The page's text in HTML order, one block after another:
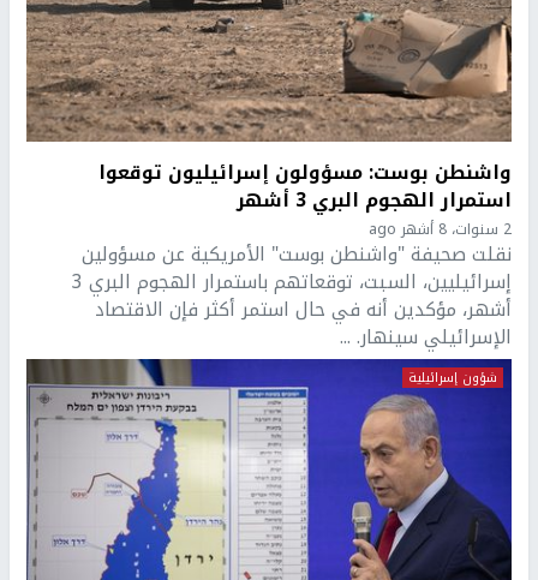
واشنطن بوست: مسؤولون إسرائيليون توقعوا
استمرار الهجوم البري 3 أشهر
2 سنوات، 8 أشهر ago
نقلت صحيفة "واشنطن بوست" الأمريكية عن مسؤولين
إسرائيليين، السبت، توقعاتهم باستمرار الهجوم البري 3
أشهر، مؤكدين أنه في حال استمر أكثر فإن الاقتصاد
الإسرائيلي سينهار. ...
شؤون إسرائيلية